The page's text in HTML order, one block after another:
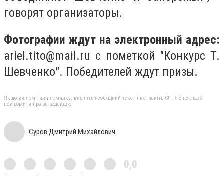
говорят организаторы.
Фотографии ждут на электронный адрес:
ariel.tito@mail.ru с пометкой "Конкурс Т.
Шевченко". Победителей ждут призы.
Якщо ви помітили помилку, виділіть необхідний текст і натисніть Ctrl + Enter, щоб
повідомити про це редакцію
Суров Дмитрий Михайлович
0,0